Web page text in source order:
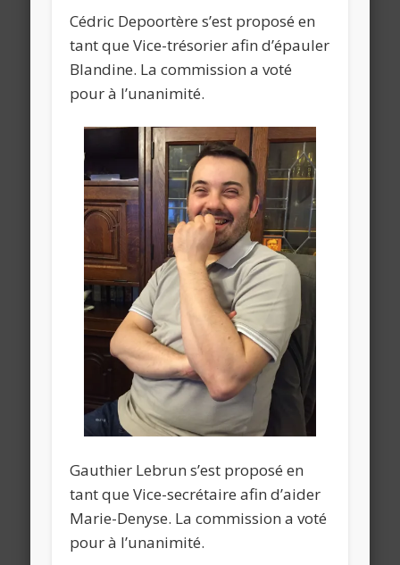
Cédric Depoortère s’est proposé en
tant que Vice-trésorier afin d’épauler
Blandine. La commission a voté
pour à l’unanimité.
Gauthier Lebrun s’est proposé en
tant que Vice-secrétaire afin d’aider
Marie-Denyse. La commission a voté
pour à l’unanimité.